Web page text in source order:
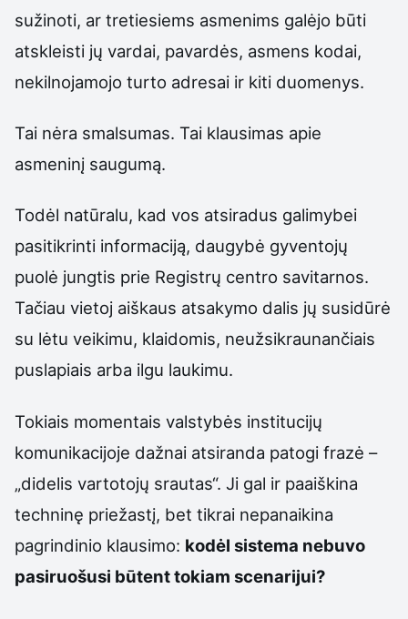
sužinoti, ar tretiesiems asmenims galėjo būti
atskleisti jų vardai, pavardės, asmens kodai,
nekilnojamojo turto adresai ir kiti duomenys.
Tai nėra smalsumas. Tai klausimas apie
asmeninį saugumą.
Todėl natūralu, kad vos atsiradus galimybei
pasitikrinti informaciją, daugybė gyventojų
puolė jungtis prie Registrų centro savitarnos.
Tačiau vietoj aiškaus atsakymo dalis jų susidūrė
su lėtu veikimu, klaidomis, neužsikraunančiais
puslapiais arba ilgu laukimu.
Tokiais momentais valstybės institucijų
komunikacijoje dažnai atsiranda patogi frazė –
„didelis vartotojų srautas“. Ji gal ir paaiškina
techninę priežastį, bet tikrai nepanaikina
pagrindinio klausimo: kodėl sistema nebuvo
pasiruošusi būtent tokiam scenarijui?